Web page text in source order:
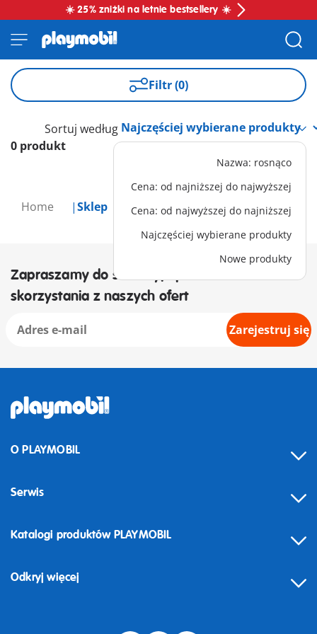
☀️ 25% zniżki na letnie bestsellery ☀️
Home Sklep
Filtr (0)
0 produkt
Sortuj według
Nazwa: rosnąco
Cena: od najniższej do najwyższej
Cena: od najwyższej do najniższej
Najczęściej wybierane produkty
Nowe produkty
Zapraszamy do subskrypcji newslettera i
skorzystania z naszych ofert
Zarejestruj się
O PLAYMOBIL
Serwis
Odstąpienie od umowy
Katalogi produktów PLAYMOBIL
Odkryj więcej